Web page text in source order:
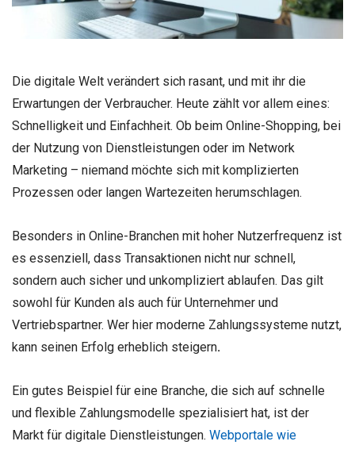
Die digitale Welt verändert sich rasant, und mit ihr die
Erwartungen der Verbraucher. Heute zählt vor allem eines:
Schnelligkeit und Einfachheit. Ob beim Online-Shopping, bei
der Nutzung von Dienstleistungen oder im Network
Marketing – niemand möchte sich mit komplizierten
Prozessen oder langen Wartezeiten herumschlagen.
Besonders in Online-Branchen mit hoher Nutzerfrequenz ist
es essenziell, dass Transaktionen nicht nur schnell,
sondern auch sicher und unkompliziert ablaufen. Das gilt
sowohl für Kunden als auch für Unternehmer und
Vertriebspartner. Wer hier moderne Zahlungssysteme nutzt,
kann seinen Erfolg erheblich steigern.
Ein gutes Beispiel für eine Branche, die sich auf schnelle
und flexible Zahlungsmodelle spezialisiert hat, ist der
Markt für digitale Dienstleistungen. Webportale wie